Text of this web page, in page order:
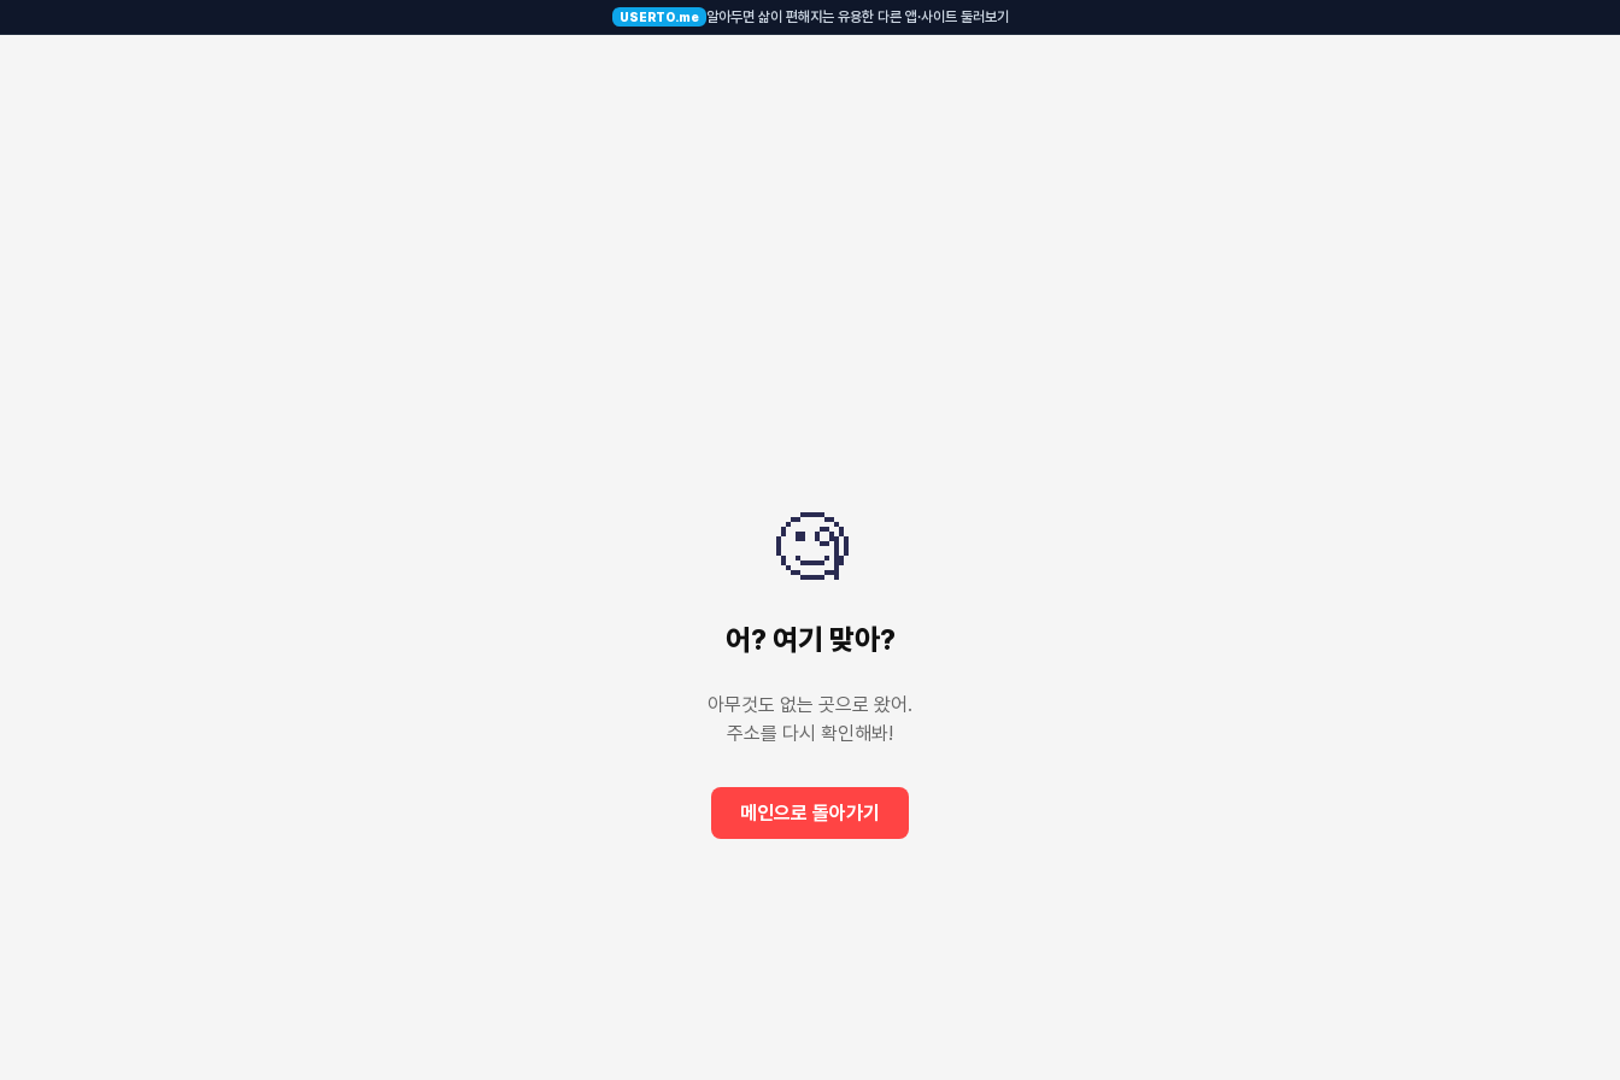
USERTO.me 알아두면 삶이 편해지는 유용한 다른 앱·사이트 둘러보기
🧐
어? 여기 맞아?
아무것도 없는 곳으로 왔어.
주소를 다시 확인해봐!
메인으로 돌아가기